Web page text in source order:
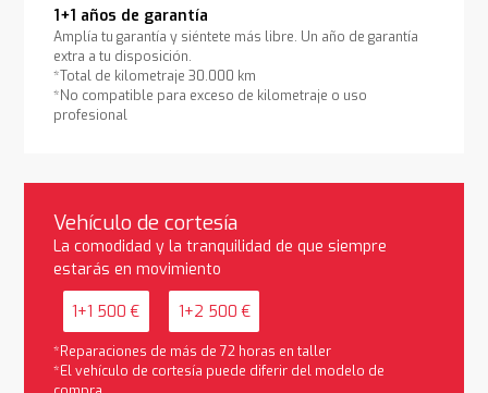
1+1 años de garantía
Amplía tu garantía y siéntete más libre. Un año de garantía
extra a tu disposición.
*Total de kilometraje 30.000 km
*No compatible para exceso de kilometraje o uso
profesional
Vehículo de cortesía
La comodidad y la tranquilidad de que siempre
estarás en movimiento
1+1 500 € 1+2 500 €
*Reparaciones de más de 72 horas en taller
*El vehículo de cortesía puede diferir del modelo de